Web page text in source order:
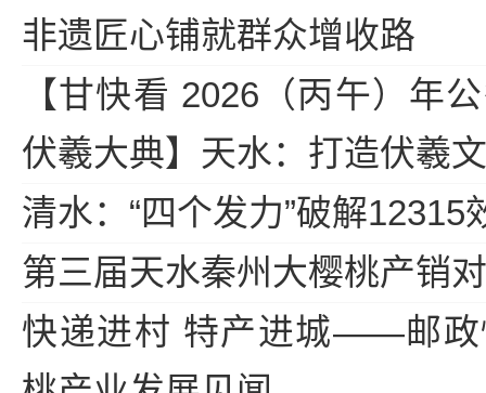
非遗匠心铺就群众增收路
【甘快看 2026（丙午）年
伏羲大典】天水：打造伏羲
清水：“四个发力”破解12315
第三届天水秦州大樱桃产销
快递进村 特产进城——邮政